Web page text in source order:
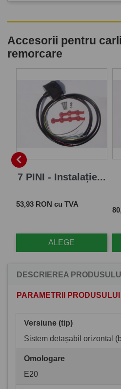
Accesorii pentru
remorcare

7 PINI - Instalație...
Pret
53,93 RON cu TVA
ALEGE
DESCRIEREA PRODUSULUI
PARAMETRII PRODUSULUI
Versiune (tip)
Sistem detașabil orizontal
Omologare
E20